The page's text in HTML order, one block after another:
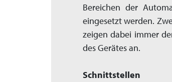
Bereichen der
eingesetzt werden.
zeigen dabei immer
des Gerätes an.
Schnittstellen